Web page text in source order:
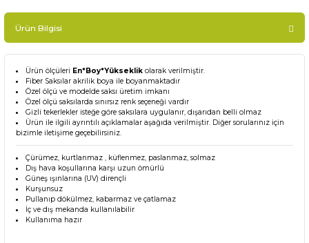
Ürün Bilgisi
Ürün ölçüleri En*Boy*Yükseklik olarak verilmiştir.
Fiber Saksılar akrilik boya ile boyanmaktadır
Özel ölçü ve modelde saksı üretim imkanı
Özel ölçü saksılarda sınırsız renk seçeneği vardır
Gizli tekerlekler isteğe göre saksılara uygulanır, dışarıdan belli olmaz
Ürün ile ilgili ayrıntılı açıklamalar aşağıda verilmiştir. Diğer sorularınız için
bizimle iletişime geçebilirsiniz.
Çürümez, kurtlanmaz , küflenmez, paslanmaz, solmaz
Dış hava koşullarına karşı uzun ömürlü
Güneş ışınlarına (UV) dirençli
Kurşunsuz
Pullanıp dökülmez, kabarmaz ve çatlamaz
İç ve dış mekanda kullanılabilir
Kullanıma hazır